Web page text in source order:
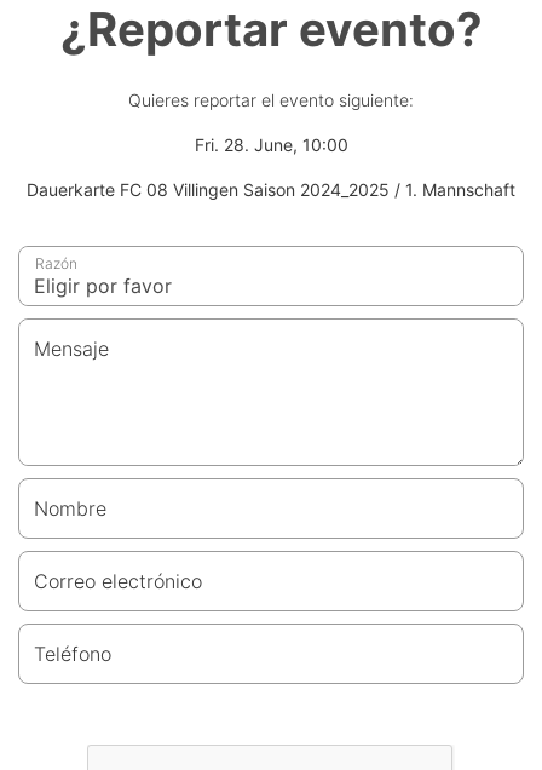
¿Reportar evento?
Quieres reportar el evento siguiente:
Fri. 28. June, 10:00
Dauerkarte FC 08 Villingen Saison 2024_2025 / 1. Mannschaft
Razón
Mensaje
Nombre
Correo electrónico
Teléfono